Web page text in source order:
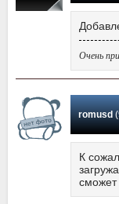
Очень
romusd
К
сможет